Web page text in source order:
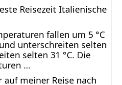
Reisezeit Italienische
fallen um 5 °C
unterschreiten selten
selten 31 °C. Die
…
meiner Reise nach